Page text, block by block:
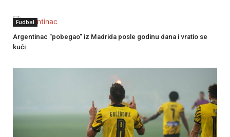
Fudbal
Argentinac "pobegao" iz Madrida posle godinu dana i vratio se
kući